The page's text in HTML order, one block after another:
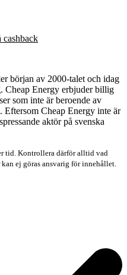
cashback
början av 2000-talet och idag
Cheap Energy erbjuder billig
som inte är beroende av
Cheap Energy inte är
aktör på svenska
tid. Kontrollera därför alltid vad
ej göras ansvarig för innehållet.